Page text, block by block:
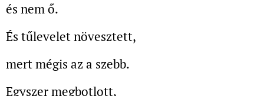
és nem ő.
És tűlevelet növesztett,
mert mégis az a szebb.
Egyszer megbotlott,